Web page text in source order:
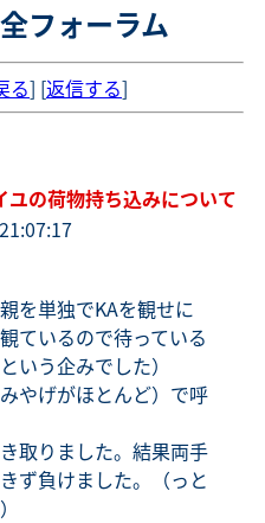
フォーラム
る] [返信する]
ユの荷物持ち込みについて
を単独でKAを観せに
ているので待っている
いう企みでした）
やげがほとんど）で呼
取りました。結果両手
ず負けました。（っと